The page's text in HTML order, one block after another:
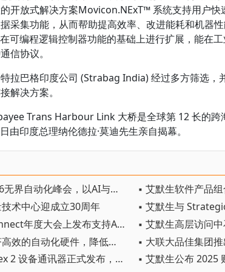
开放式解决方案Movicon.NExT™ 系统支持用户快
采集功能，从而帮助提高效率、改进能耗和机器
可编程逻辑控制器功能的基础上进行扩展，能在
信协议。
拉巴格印度公司 (Strabag India) 经过多方筛选，
解决方案。
Trans Harbour Link 大桥是全球第 12 长的跨
由印度总理纳伦德拉·莫迪先生亲自揭幕。
▪ 艾默生举办2026无界自动化峰会，以AI与本土创新驱动自主智造
术中心迎成立30周年
▪ 艾默生在NI Connect年度大会上发布支持AI的测试自动化平台
▪ 艾默生利用经济高效的自动化硬件，降低模块化测试平台使用门槛
▪ 艾默生 AMS Trex 2 设备通讯器正式发布，助力技术人员高效运维